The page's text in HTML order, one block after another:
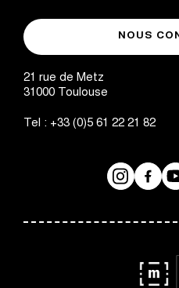
musée
des
de
NOUS
21 rue de Metz
31000 Toulouse
Tel : +33 (0)5 61 22 21 82
Instagram